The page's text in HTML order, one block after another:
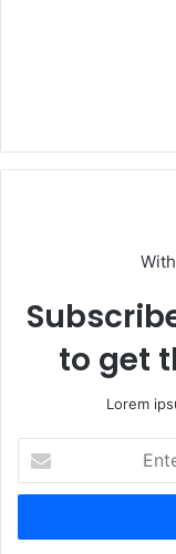
to get
Lorem
t
r